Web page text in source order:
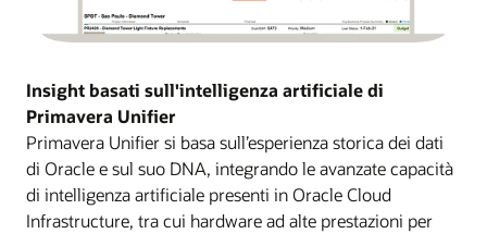
Insight basati sull'intelligenza artificiale di
Primavera Unifier
Primavera Unifier si basa sull’esperienza storica dei dati
di Oracle e sul suo DNA, integrando le avanzate capacità
di intelligenza artificiale presenti in Oracle Cloud
Infrastructure, tra cui hardware ad alte prestazioni per